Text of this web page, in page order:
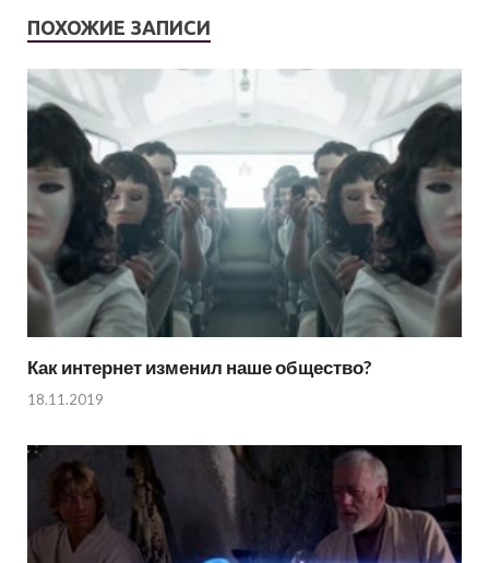
ПОХОЖИЕ ЗАПИСИ
Как интернет изменил наше общество?
18.11.2019